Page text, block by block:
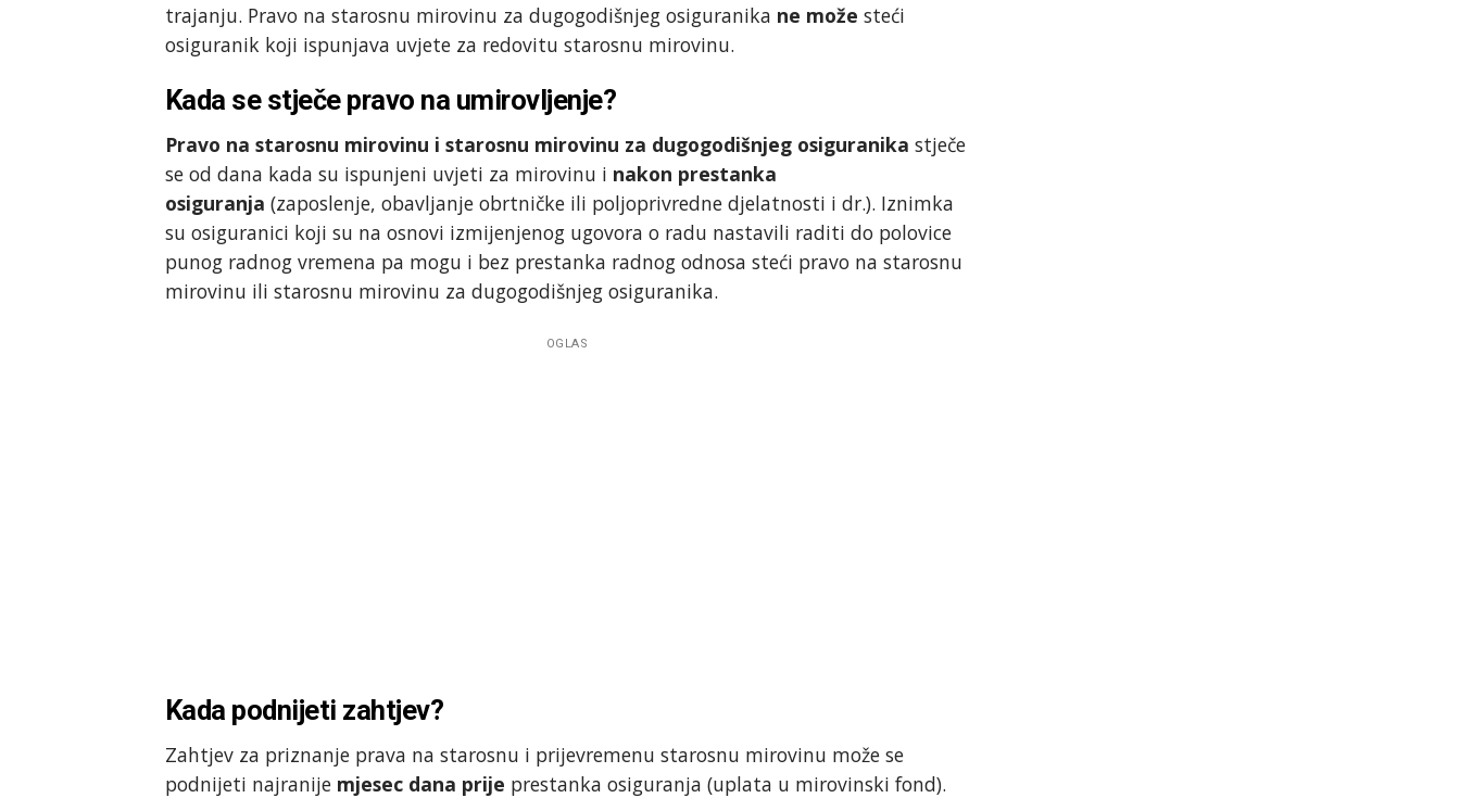
trajanju. Pravo na starosnu mirovinu za dugogodišnjeg osiguranika ne može steći
osiguranik koji ispunjava uvjete za redovitu starosnu mirovinu.
Kada se stječe pravo na umirovljenje?
Pravo na starosnu mirovinu i starosnu mirovinu za dugogodišnjeg osiguranika stječe
se od dana kada su ispunjeni uvjeti za mirovinu i nakon prestanka
osiguranja (zaposlenje, obavljanje obrtničke ili poljoprivredne djelatnosti i dr.). Iznimka
su osiguranici koji su na osnovi izmijenjenog ugovora o radu nastavili raditi do polovice
punog radnog vremena pa mogu i bez prestanka radnog odnosa steći pravo na starosnu
mirovinu ili starosnu mirovinu za dugogodišnjeg osiguranika.
OGLAS
Kada podnijeti zahtjev?
Zahtjev za priznanje prava na starosnu i prijevremenu starosnu mirovinu može se
podnijeti najranije mjesec dana prije prestanka osiguranja (uplata u mirovinski fond).